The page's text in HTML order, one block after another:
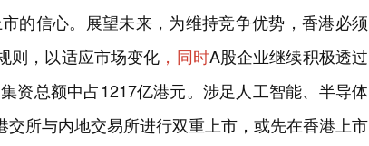
的信心。展望未来，为维持竞争优势，香港必须
则，以适应市场变化 ，同时A股企业继续积极透过
资总额中占1217亿港元。涉足人工智能、半导体
所与内地交易所进行双重上市，或先在香港上市